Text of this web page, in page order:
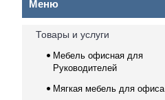
Товары и услуги
Мебель офисная для
Руководителей
Мягкая мебель для офиса